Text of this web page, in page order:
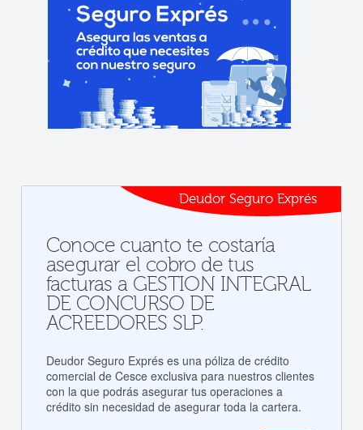
Deudor Seguro Exprés
Conoce cuanto te costaría
asegurar el cobro de tus
facturas a GESTION INTEGRAL
DE CONCURSO DE
ACREEDORES SLP.
Deudor Seguro Exprés es una póliza de crédito
comercial de Cesce exclusiva para nuestros clientes
con la que podrás asegurar tus operaciones a
crédito sin necesidad de asegurar toda la cartera.